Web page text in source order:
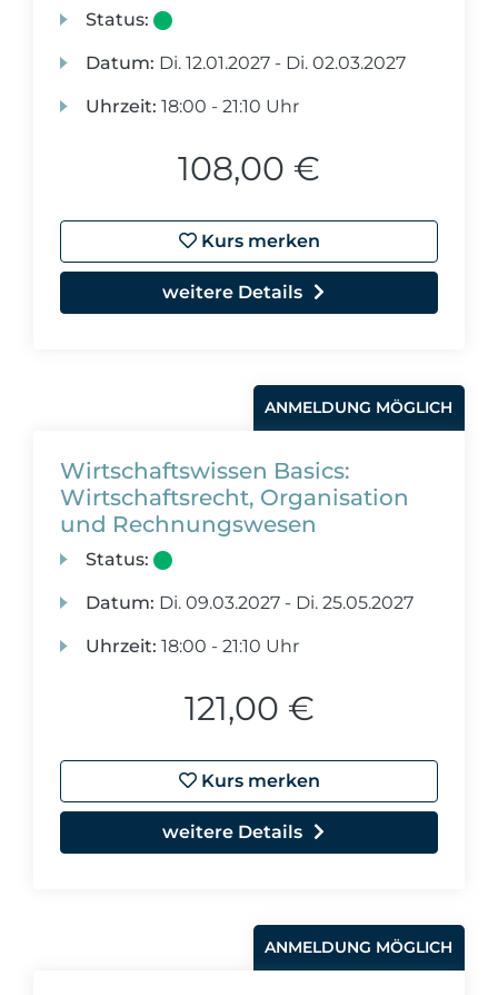
Status:
Datum: Di. 12.01.2027 - Di. 02.03.2027
Uhrzeit: 18:00 - 21:10 Uhr
108,00 €
Kurs merken
weitere Details
ANMELDUNG MÖGLICH
Wirtschaftswissen Basics:
Wirtschaftsrecht, Organisation
und Rechnungswesen
Status:
Datum: Di. 09.03.2027 - Di. 25.05.2027
Uhrzeit: 18:00 - 21:10 Uhr
121,00 €
Kurs merken
weitere Details
ANMELDUNG MÖGLICH